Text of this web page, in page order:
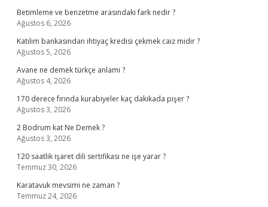
Betimleme ve benzetme arasındaki fark nedir ?
Ağustos 6, 2026
Katılım bankasından ihtiyaç kredisi çekmek caiz midir ?
Ağustos 5, 2026
Avane ne demek türkçe anlamı ?
Ağustos 4, 2026
170 derece fırında kurabiyeler kaç dakikada pişer ?
Ağustos 3, 2026
2 Bodrum kat Ne Demek ?
Ağustos 3, 2026
120 saatlik işaret dili sertifikası ne işe yarar ?
Temmuz 30, 2026
Karatavuk mevsimi ne zaman ?
Temmuz 24, 2026